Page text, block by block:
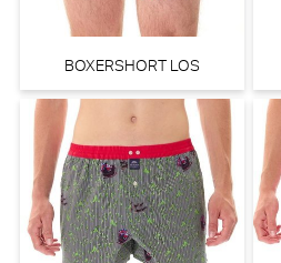
BOXERSHORT LOS